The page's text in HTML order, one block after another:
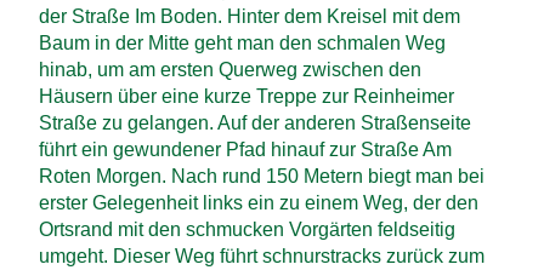
der Straße Im Boden. Hinter dem Kreisel mit dem
Baum in der Mitte geht man den schmalen Weg
hinab, um am ersten Querweg zwischen den
Häusern über eine kurze Treppe zur Reinheimer
Straße zu gelangen. Auf der anderen Straßen­seite
führt ein gewundener Pfad hinauf zur Straße Am
Roten Morgen. Nach rund 150 Metern biegt man bei
erster Gelegenheit links ein zu einem Weg, der den
Ortsrand mit den schmucken Vorgärten feldseitig
umgeht. Dieser Weg führt schnurstracks zurück zum